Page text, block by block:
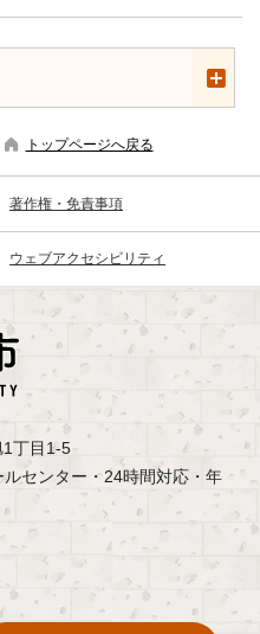
トップページへ戻る
著作権・免責事項
ウェブアクセシビリティ
丁目1-5
センター・24時間対応・年